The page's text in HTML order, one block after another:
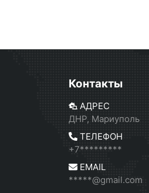
Контакты
АДРЕС
ДНР, Мариуполь
ТЕЛЕФОН
+7*********
EMAIL
*****@gmail.com